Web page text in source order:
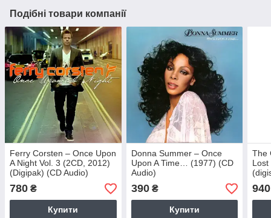
Подібні товари компанії
Ferry Corsten – Once Upon
A Night Vol. 3 (2CD, 2012)
(Digipak) (CD Audio)
780 ₴
Купити
Donna Summer – Once
Upon A Time… (1977) (CD
Audio)
390₴
Купити
The
Lost
940